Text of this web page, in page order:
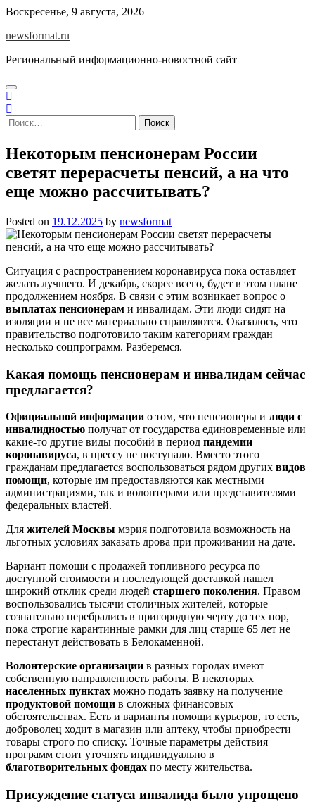
Skip
content
Воскресенье, 9 августа, 2026
newsformat.ru
Региональный информационно-новостной сайт
Найти:
Некоторым пенсионерам России
светят перерасчеты пенсий, а на что
еще можно рассчитывать?
Posted on 19.12.2025 by newsformat
Ситуация с распространением коронавируса пока оставляет
желать лучшего. И декабрь, скорее всего, будет в этом плане
продолжением ноября. В связи с этим возникает вопрос о
выплатах пенсионерам и инвалидам. Эти люди сидят на
изоляции и не все материально справляются. Оказалось, что
правительство подготовило таким категориям граждан
несколько соцпрограмм. Разберемся.
Какая помощь пенсионерам и инвалидам сейчас
предлагается?
Официальной информации о том, что пенсионеры и люди с
инвалидностью получат от государства единовременные или
какие-то другие виды пособий в период пандемии
коронавируса, в прессу не поступало. Вместо этого
гражданам предлагается воспользоваться рядом других видов
помощи, которые им предоставляются как местными
администрациями, так и волонтерами или представителями
федеральных властей.
Для жителей Москвы мэрия подготовила возможность на
льготных условиях заказать дрова при проживании на даче.
Вариант помощи с продажей топливного ресурса по
доступной стоимости и последующей доставкой нашел
широкий отклик среди людей старшего поколения. Правом
воспользовались тысячи столичных жителей, которые
сознательно перебрались в пригородную черту до тех пор,
пока строгие карантинные рамки для лиц старше 65 лет не
перестанут действовать в Белокаменной.
Волонтерские организации в разных городах имеют
собственную направленность работы. В некоторых
населенных пунктах можно подать заявку на получение
продуктовой помощи в сложных финансовых
обстоятельствах. Есть и варианты помощи курьеров, то есть,
доброволец ходит в магазин или аптеку, чтобы приобрести
товары строго по списку. Точные параметры действия
программ стоит уточнять индивидуально в
благотворительных фондах по месту жительства.
Присуждение статуса инвалида было упрощено